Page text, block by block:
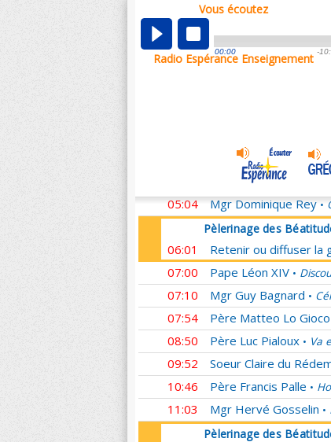
Vous écoutez
00:00 -
Radio Espérance Enseignement
Pèlerinage des
00:01
Retenir ou diffuser la
00:59
Mgr Michel Aupetit
Père Jean-Rodolphe
Père Franck Zeuschner
05:04 Mgr Dominique Rey •
Pèlerinage des
06:01
Retenir ou diffuser la
07:00
Pape Léon XIV •
07:10 Mgr Guy Bagnard •
07:54 Père Matteo Lo Gioco
08:50 Père Luc Pialoux • Va
09:52 Soeur Claire du
10:46 Père Francis Palle •
11:03 Mgr Hervé Gosselin •
Pèlerinage des